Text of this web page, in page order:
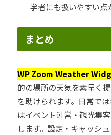
学者にも扱いやすい点
まとめ
WP Zoom Weather
的の場所の天気を素早く
を助けられます。日常で
はイベント運営・観光集
します。設定・キャッシ